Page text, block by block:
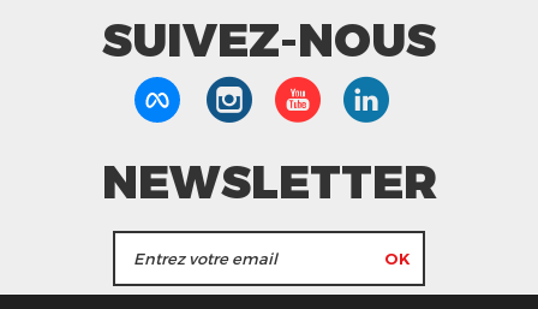
SUIVEZ-NOUS
NEWSLETTER